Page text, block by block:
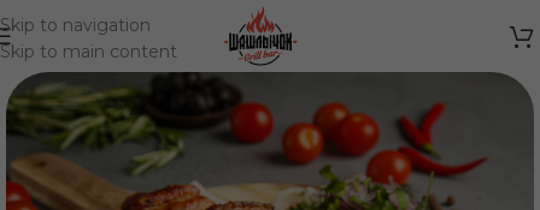
Skip to navigation
Skip to main content